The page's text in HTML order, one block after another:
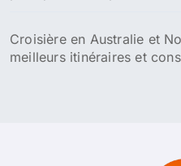
Croisière en Australie et
meilleurs itinéraires et